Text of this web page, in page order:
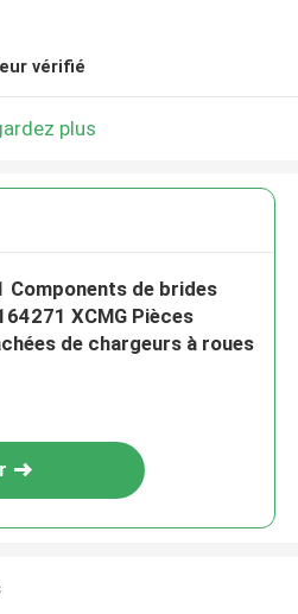
vérifié
plus
Components de brides
XCMG Pièces
de chargeurs à roues